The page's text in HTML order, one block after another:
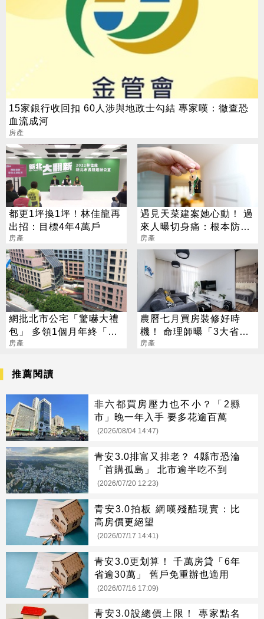
15家銀行收回扣 60人涉與地政士勾結 專家嘆：徹查恐
血流成河
房產
都更1坪換1坪！林佳龍再
出招：目標4年4萬戶
房產
遇見天菜建案她心動！ 過
來人曝切身痛：根本防不
住
房產
網批北市公宅「驚嚇大禮
包」 多領1個月年終「租
金4萬秒變4萬7」
房產
農曆七月買房裝修好時
機！ 命理師曝「3大省錢
攻略」：一次省很大
房產
推薦閱讀
非六都買房壓力也不小？「2縣
市」晚一年入手 要多花逾百萬
(2026/08/04 14:47)
青安3.0排富又排老？ 4縣市恐淪
「首購孤島」 北市逾半吃不到
(2026/07/20 12:23)
青安3.0拍板 網嘆殘酷現實：比
高房價更絕望
(2026/07/17 14:41)
青安3.0更划算！ 千萬房貸「6年
省逾30萬」 舊戶免重辦也適用
(2026/07/16 17:09)
青安3.0設總價上限！ 專家點名